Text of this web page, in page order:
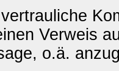
Verweis
o.ä.